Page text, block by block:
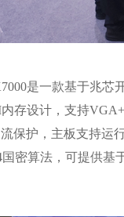
是一款基于兆芯
存设计，支持
保护，主板支持运
国密算法，可提供